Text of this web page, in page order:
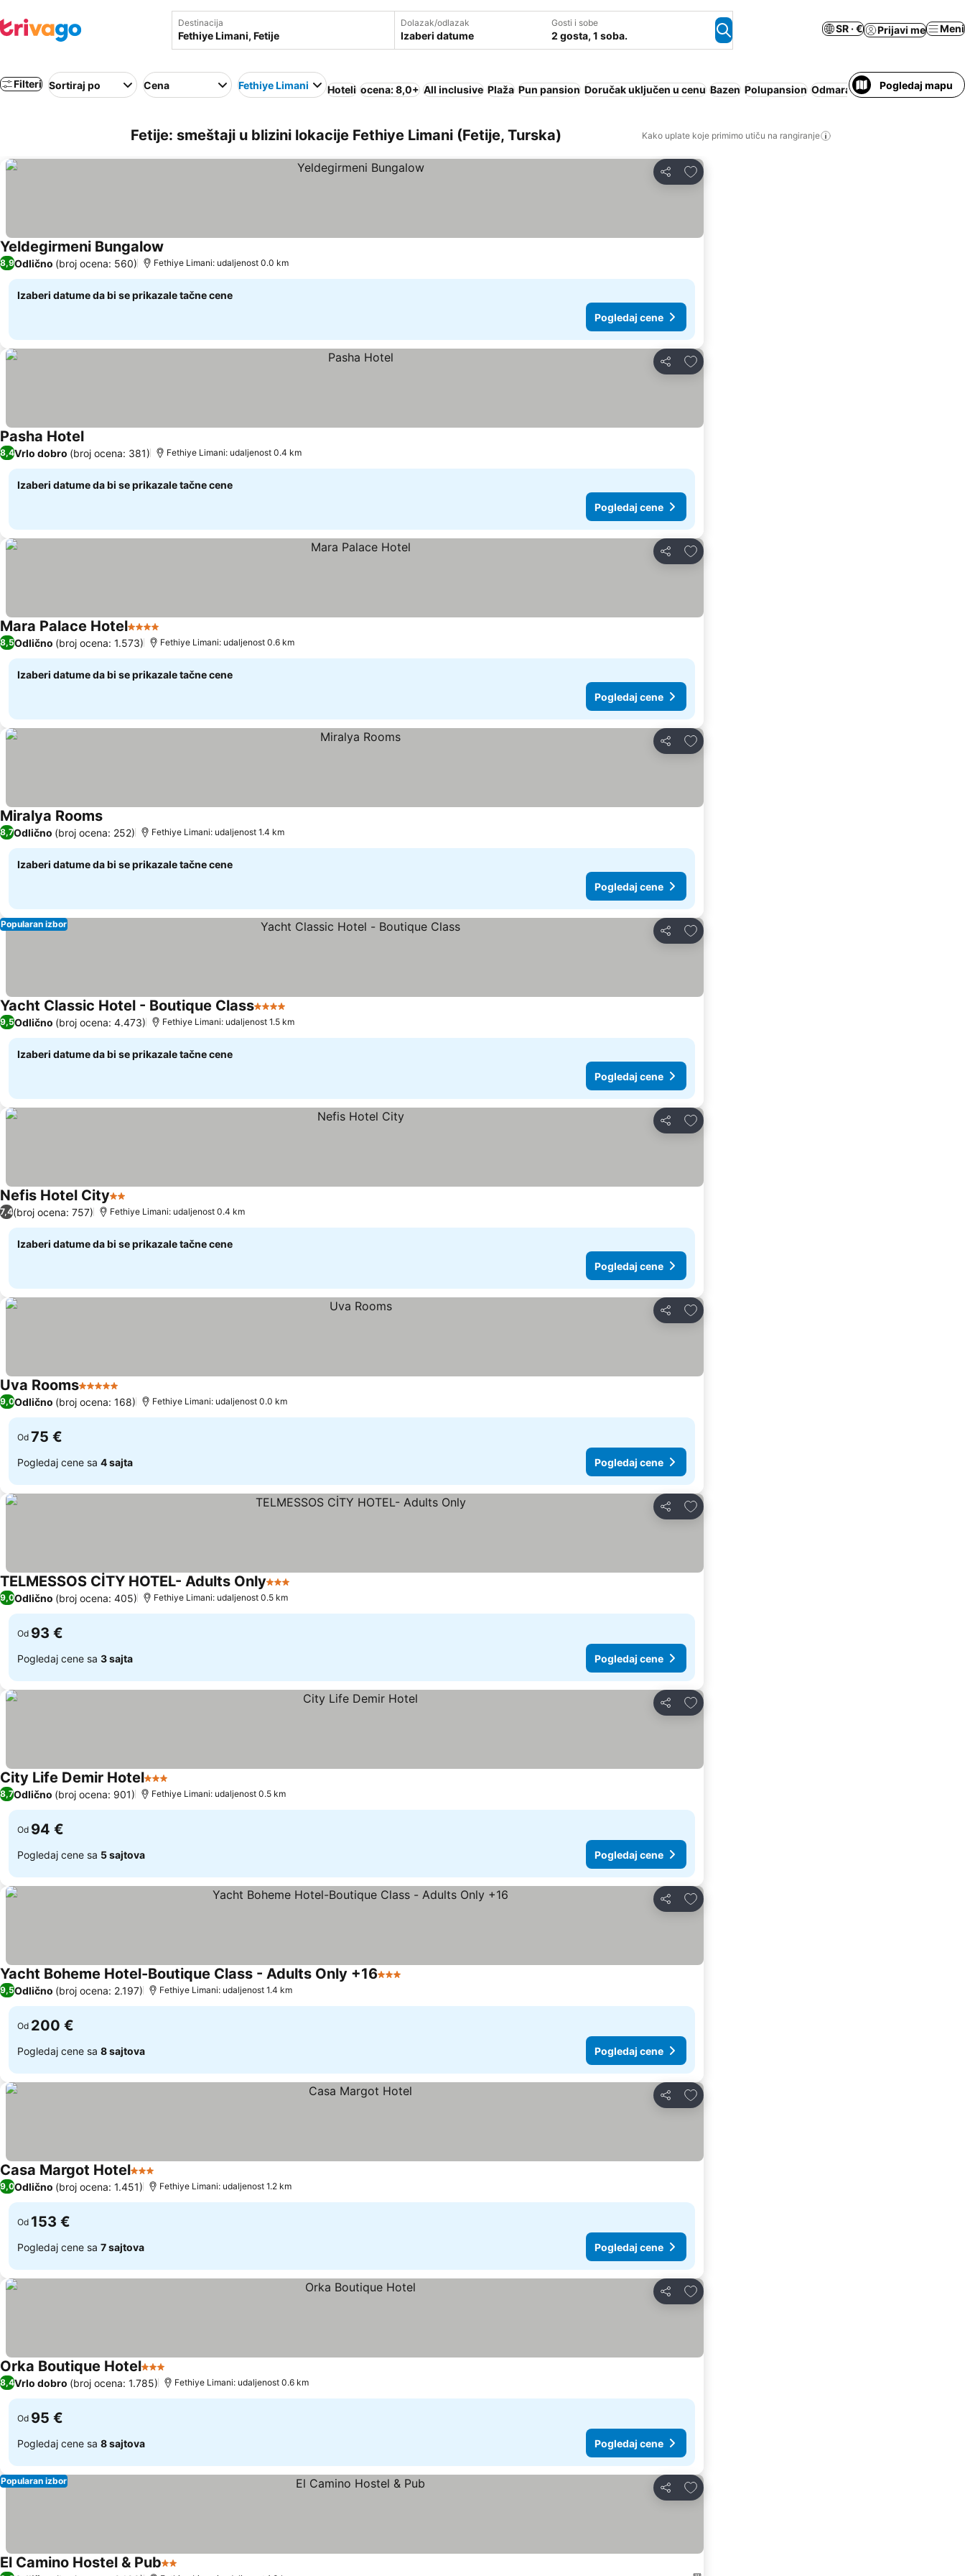
Destinacija Dolazak/odlazak
Izaberi datume
Gosti i sobe
2 gosta, 1 soba.
SR · € Prijavi me Meni
Filteri Sortiraj po Cena Fethiye Limani Hoteli ocena: 8,0+ All inclusive Plaža Pun pansion Doručak uključen u cenu Bazen Polupansion Odmaralište Apart hotel
Pogledaj mapu
Fetije: smeštaji u blizini lokacije Fethiye Limani (Fetije, Turska) Kako uplate koje primimo utiču na rangiranje
Deli
Dodati u favorite
Yeldegirmeni Bungalow
8,9Odlično (broj ocena: 560) Fethiye Limani: udaljenost 0.0 km
Izaberi datume da bi se prikazale tačne cene
Pogledaj cene
Deli
Dodati u favorite
Pasha HotelPogledaj cene
8,4Vrlo dobro (broj ocena: 381) Fethiye Limani: udaljenost 0.4 km
Izaberi datume da bi se prikazale tačne cene
Pogledaj cene
Deli
Dodati u favorite
Mara Palace Hotel4 Zvezdice
8,5Odlično (broj ocena: 1.573) Fethiye Limani: udaljenost 0.6 km
Izaberi datume da bi se prikazale tačne cene
Pogledaj cene
Deli
Dodati u favorite
Miralya RoomsPogledaj cene
8,7Odlično (broj ocena: 252) Fethiye Limani: udaljenost 1.4 km
Izaberi datume da bi se prikazale tačne cene
Pogledaj cene
Deli
Dodati u favorite
Popularan izbor
Yacht Classic Hotel - Boutique Class4 Zvezdice
9,5Odlično (broj ocena: 4.473) Fethiye Limani: udaljenost 1.5 km
Izaberi datume da bi se prikazale tačne cene
Pogledaj cene
Deli
Dodati u favorite
Nefis Hotel City2 Zvezdice
7,4(broj ocena: 757) Fethiye Limani: udaljenost 0.4 km
Izaberi datume da bi se prikazale tačne cene
Pogledaj cene
Deli
Dodati u favorite
Uva Rooms5 ZvezdicePogledaj cene
9,0Odlično (broj ocena: 168) Fethiye Limani: udaljenost 0.0 km
Od 75 €
Pogledaj cene sa 4 sajta Pogledaj cene
Deli
Dodati u favorite
TELMESSOS CİTY HOTEL- Adults Only3 Zvezdice
9,0Odlično (broj ocena: 405) Fethiye Limani: udaljenost 0.5 km
Od 93 €
Pogledaj cene sa 3 sajta Pogledaj cene
Deli
Dodati u favorite
City Life Demir Hotel3 Zvezdice
8,7Odlično (broj ocena: 901) Fethiye Limani: udaljenost 0.5 km
Od 94 €
Pogledaj cene sa 5 sajtova Pogledaj cene
Deli
Dodati u favorite
Yacht Boheme Hotel-Boutique Class - Adults Only +163 Zvezdice
9,5Odlično (broj ocena: 2.197) Fethiye Limani: udaljenost 1.4 km
Od 200 €
Pogledaj cene sa 8 sajtova Pogledaj cene
Deli
Dodati u favorite
Casa Margot Hotel3 Zvezdice
9,0Odlično (broj ocena: 1.451) Fethiye Limani: udaljenost 1.2 km
Od 153 €
Pogledaj cene sa 7 sajtova Pogledaj cene
Deli
Dodati u favorite
Orka Boutique Hotel3 ZvezdicePogledaj cene
8,4Vrlo dobro (broj ocena: 1.785) Fethiye Limani: udaljenost 0.6 km
Od 95 €
Pogledaj cene sa 8 sajtova Pogledaj cene
Deli
Dodati u favorite
Popularan izbor
El Camino Hostel & Pub2 Zvezdice